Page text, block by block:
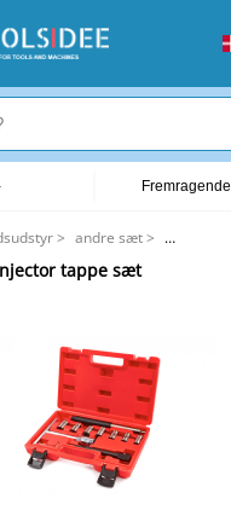
Fremragende
> andre sæt>
tappe sæt
tappe sæt